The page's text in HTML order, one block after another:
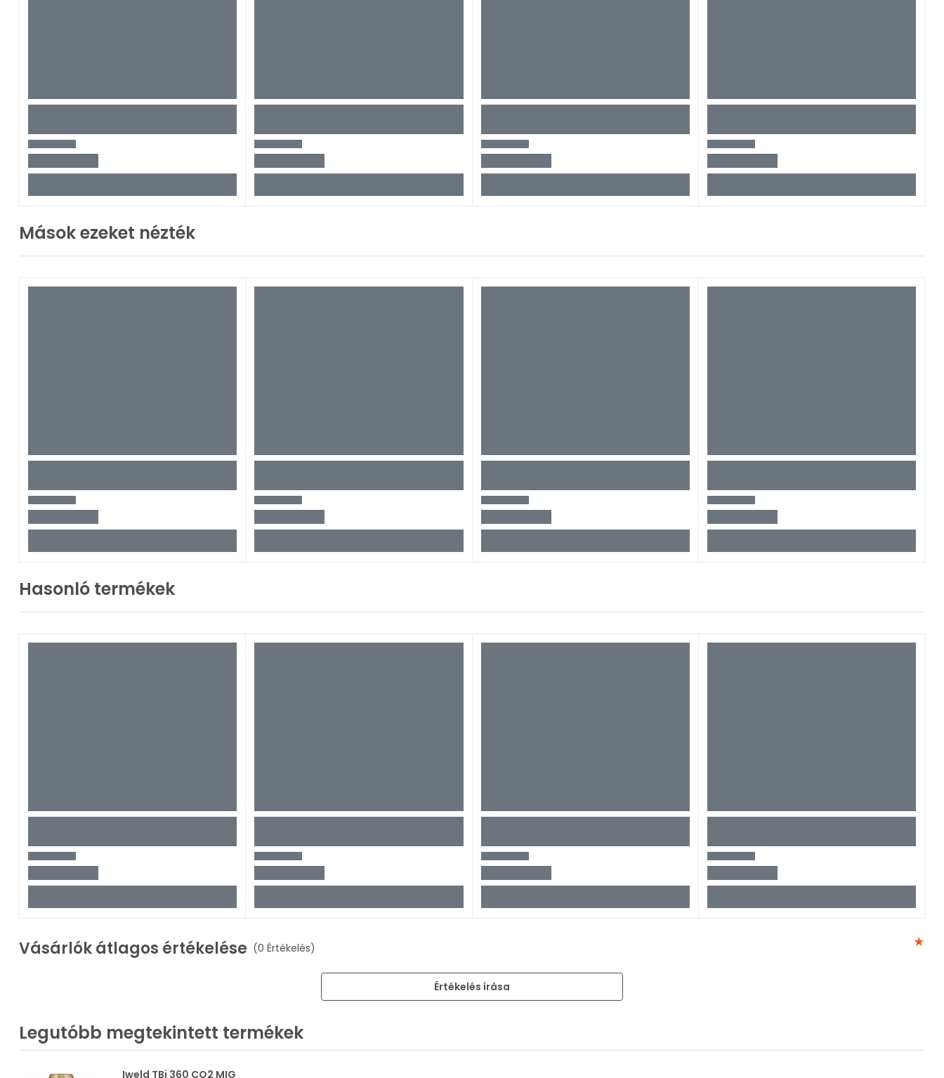
Mások ezeket nézték
Hasonló termékek
Vásárlók átlagos értékelése (0 Értékelés)
Értékelés írása
Legutóbb megtekintett termékek
Iweld TBi 360 CO2 MIG